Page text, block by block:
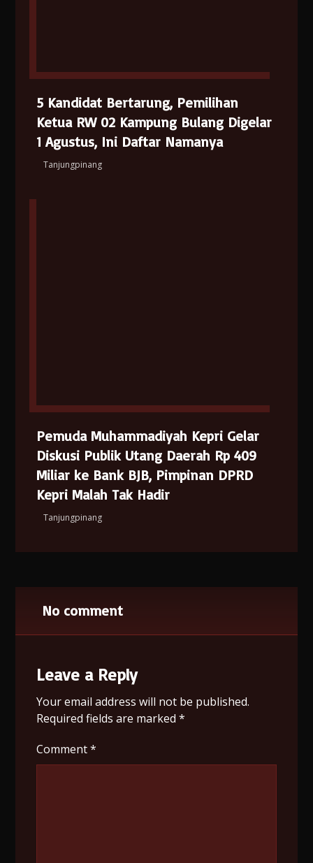
5 Kandidat Bertarung, Pemilihan
Ketua RW 02 Kampung Bulang Digelar
1 Agustus, Ini Daftar Namanya
Tanjungpinang
Pemuda Muhammadiyah Kepri Gelar
Diskusi Publik Utang Daerah Rp 409
Miliar ke Bank BJB, Pimpinan DPRD
Kepri Malah Tak Hadir
Tanjungpinang
No comment
Leave a Reply
Your email address will not be published.
Required fields are marked*
Comment*